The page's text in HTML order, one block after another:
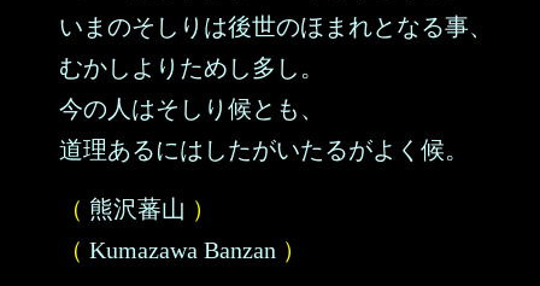
いまのそしりは後世のほまれとなる事、
むかしよりためし多し。
今の人はそしり候とも、
道理あるにはしたがいたるがよく候。
（ 熊沢蕃山 ）
（ Kumazawa Banzan ）